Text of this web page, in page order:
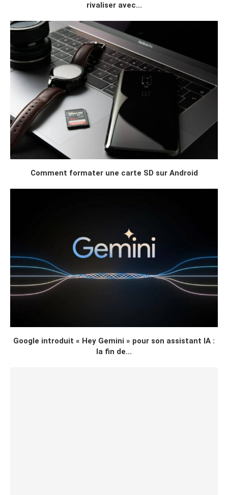
rivaliser avec...
Comment formater une carte SD sur Android
Google introduit « Hey Gemini » pour son assistant IA :
la fin de...